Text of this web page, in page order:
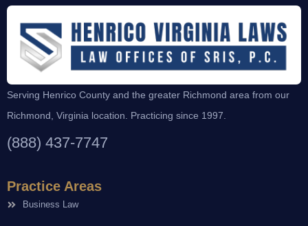
Serving Henrico County and the greater Richmond area from our
Richmond, Virginia location. Practicing since 1997.
(888) 437-7747
Practice Areas
Business Law